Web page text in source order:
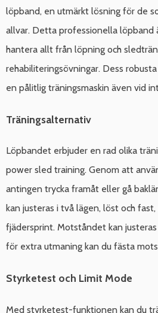
löpband, en utmärkt lösning för de
allvar. Detta professionella löpband
hantera allt från löpning och
rehabiliteringsövningar. Dess
en pålitlig träningsmaskin även vid
Träningsalternativ
Löpbandet erbjuder en rad olika
power sled training. Genom att
antingen trycka framåt eller gå
kan justeras i två lägen, löst och
fjädersprint. Motståndet kan
för extra utmaning kan du fästa
Styrketest och Limit Mode
Med styrketest-funktionen kan du